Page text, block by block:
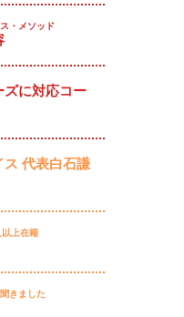
・メソッド
ズに対応コー
ス 代表白石謙
上在籍
きました